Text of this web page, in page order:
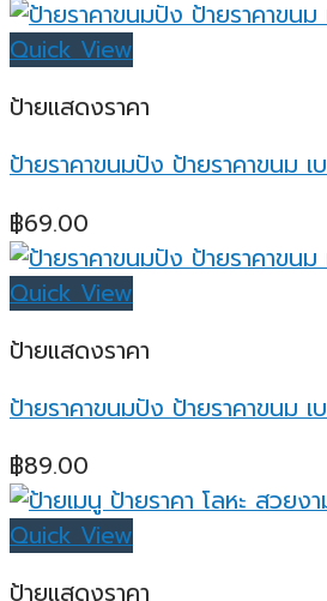
Quick View
ป้ายแสดงราคา
ป้ายราคาขนมปัง ป้ายราคาขนม
฿69.00
Quick View
ป้ายแสดงราคา
ป้ายราคาขนมปัง ป้ายราคาขนม
฿89.00
Quick View
ป้ายแสดงราคา